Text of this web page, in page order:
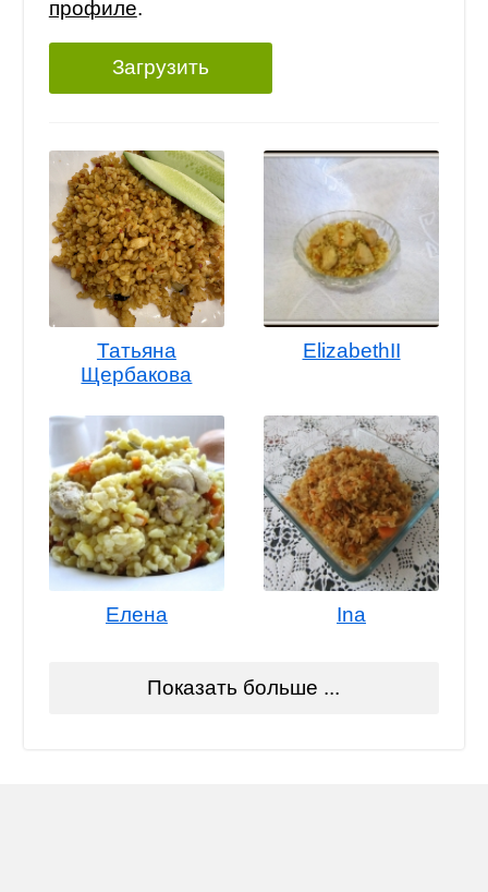
профиле.
Загрузить
Татьяна
Щербакова
ElizabethII
Елена Ina
Показать больше ...